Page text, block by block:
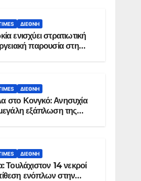
ΔΙΕΘΝΉ
ενισχύει στρατιωτική
παρουσία στη
ΔΙΕΘΝΉ
στο Κονγκό: Ανησυχία
εξάπλωση της
ΔΙΕΘΝΉ
Τουλάχιστον 14 νεκροί
ενόπλων στην